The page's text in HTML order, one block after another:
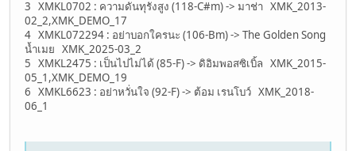
3 XMKL0702 : ความดันทุรังสูง (118-C#m) -> มาช่า XMK_2013-
02_2,XMK_DEMO_17
4 XMKL072294 : อย่าบอกใครนะ (106-Bm) -> The Golden Song
น้ำเมย XMK_2025-03_2
5 XMKL2475 : เป็นไปไม่ได้ (85-F) -> ดิอิมพอสซิเบิ้ล XMK_2015-
05_1,XMK_DEMO_19
6 XMKL6623 : อย่าหวั่นใจ (92-F) -> ต้อม เรนโบว์ XMK_2018-
06_1